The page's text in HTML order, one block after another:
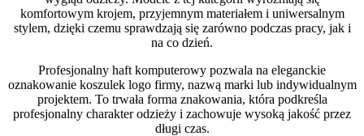
komfortowym krojem, przyjemnym materiałem i uniwersalnym
stylem, dzięki czemu sprawdzają się zarówno podczas pracy, jak i
na co dzień.
Profesjonalny haft komputerowy pozwala na eleganckie
oznakowanie koszulek logo firmy, nazwą marki lub indywidualnym
projektem. To trwała forma znakowania, która podkreśla
profesjonalny charakter odzieży i zachowuje wysoką jakość przez
długi czas.